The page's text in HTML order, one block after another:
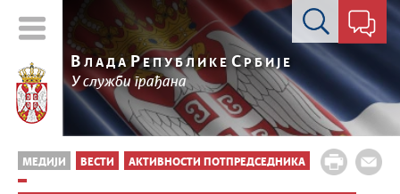
Контакт форма
В ЛАДА РЕПУБЛИКЕ СРБИЈЕ
У служби грађана
МЕДИЈИ ВЕСТИ АКТИВНОСТИ ПОТПРЕДСЕДНИКА